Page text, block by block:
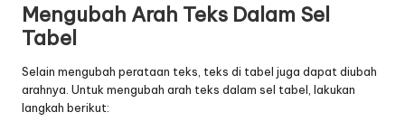
Mengubah Arah Teks Dalam Sel
Tabel
Selain mengubah perataan teks, teks di tabel juga dapat diubah
arahnya. Untuk mengubah arah teks dalam sel tabel, lakukan
langkah berikut: